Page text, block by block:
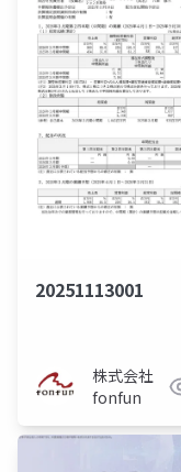
20251113001
株式会社
fonfun